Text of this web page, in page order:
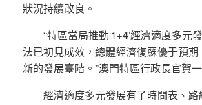
狀況持續改良。
“特區當局推動‘1+4’經濟適度多元
法已初見成效，總體經濟復蘇優于預
新的發展臺階。”澳門特區行政長官賀
經濟適度多元發展有了時間表、路